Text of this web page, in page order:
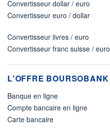
Convertisseur dollar / euro
Convertisseur euro / dollar
Convertisseur livres / euro
Convertisseur franc suisse / euro
L'OFFRE BOURSOBANK
Banque en ligne
Compte bancaire en ligne
Carte bancaire